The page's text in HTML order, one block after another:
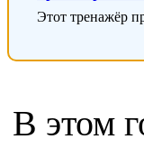
Этот тренажёр
В этом